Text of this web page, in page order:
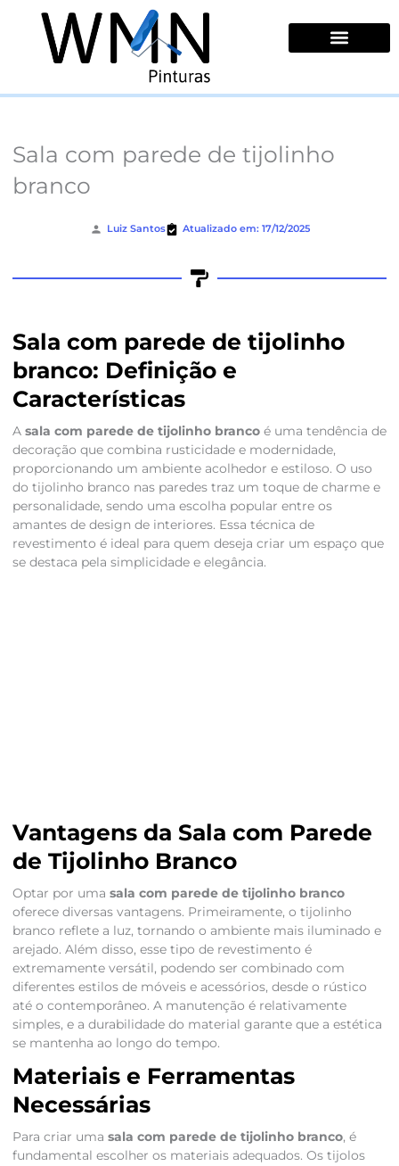
conteúdo
Sala com parede de tijolinho
branco
Luiz Santos Atualizado em: 17/12/2025
Sala com parede de tijolinho
branco: Definição e
Características
A sala com parede de tijolinho brancoé uma tendência de
decoração que combina rusticidade e modernidade,
proporcionando um ambiente acolhedor e estiloso. O uso
do tijolinho branco nas paredes traz um toque de charme e
personalidade, sendo uma escolha popular entre os
amantes de design de interiores. Essa técnica de
revestimento é ideal para quem deseja criar um espaço que
se destaca pela simplicidade e elegância.
Vantagens da Sala com Parede
de Tijolinho Branco
Optar por uma sala com parede de tijolinho branco
oferece diversas vantagens. Primeiramente, o tijolinho
branco reflete a luz, tornando o ambiente mais iluminado e
arejado. Além disso, esse tipo de revestimento é
extremamente versátil, podendo ser combinado com
diferentes estilos de móveis e acessórios, desde o rústico
até o contemporâneo. A manutenção é relativamente
simples, e a durabilidade do material garante que a estética
se mantenha ao longo do tempo.
Materiais e Ferramentas
Necessárias
Para criar uma sala com parede de tijolinho branco, é
fundamental escolher os materiais adequados. Os tijolos